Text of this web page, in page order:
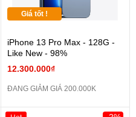
Giá tốt !
iPhone 13 Pro Max - 128G -
Like New - 98%
12.300.000₫
ĐANG GIẢM GIÁ 200.000K